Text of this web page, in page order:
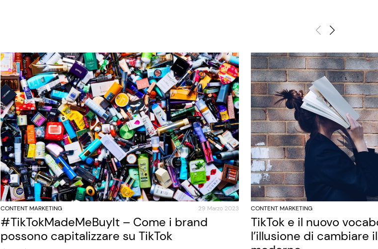
CONTENT MARKETING 29 Marzo 2023
#TikTokMadeMeBuyIt – Come i brand
possono capitalizzare su TikTok
CONTENT MARKETING
TikTok e il nuovo
l’illusione di cambiare